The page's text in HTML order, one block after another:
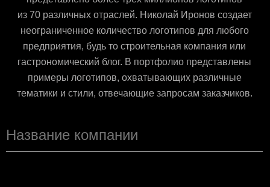
из 70 различных отраслей. Николай Иронов создает
неограниченное количество логотипов для любого
предприятия, будь то строительная компания или
гастрономический блог. В портфолио представлены
примеры логотипов, охватывающих различные
тематики и стили, отвечающие запросам заказчиков.